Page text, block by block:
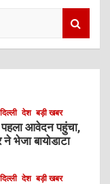
दिल्ली देश बड़ी खबर
आवेदन पहुंचा,
भेजा बायोडाटा
दिल्ली देश बड़ी खबर